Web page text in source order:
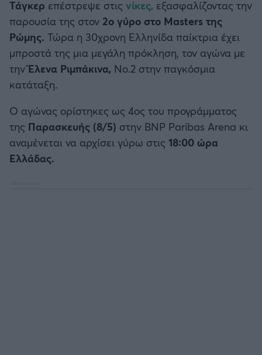
Αστέρας Τρίπολης
Παναιτωλικός
Καλαμάτα
Ηρακλής
Τάγκερ επέστρεψε στις νίκες, εξασφαλίζοντας την
παρουσία της στον 2ο γύρο στο Masters της
Ρώμης. Τώρα η 30χρονη Ελληνίδα παίκτρια έχει
μπροστά της μια μεγάλη πρόκληση, τον αγώνα με
τηνΈλενα Ριμπάκινα, Νο.2 στην παγκόσμια
κατάταξη.
Ο αγώνας ορίστηκες ως 4ος του προγράμματος
της Παρασκευής (8/5) στην BNP Paribas Arena κι
αναμένεται να αρχίσει γύρω στις 18:00 ώρα
Ελλάδας.